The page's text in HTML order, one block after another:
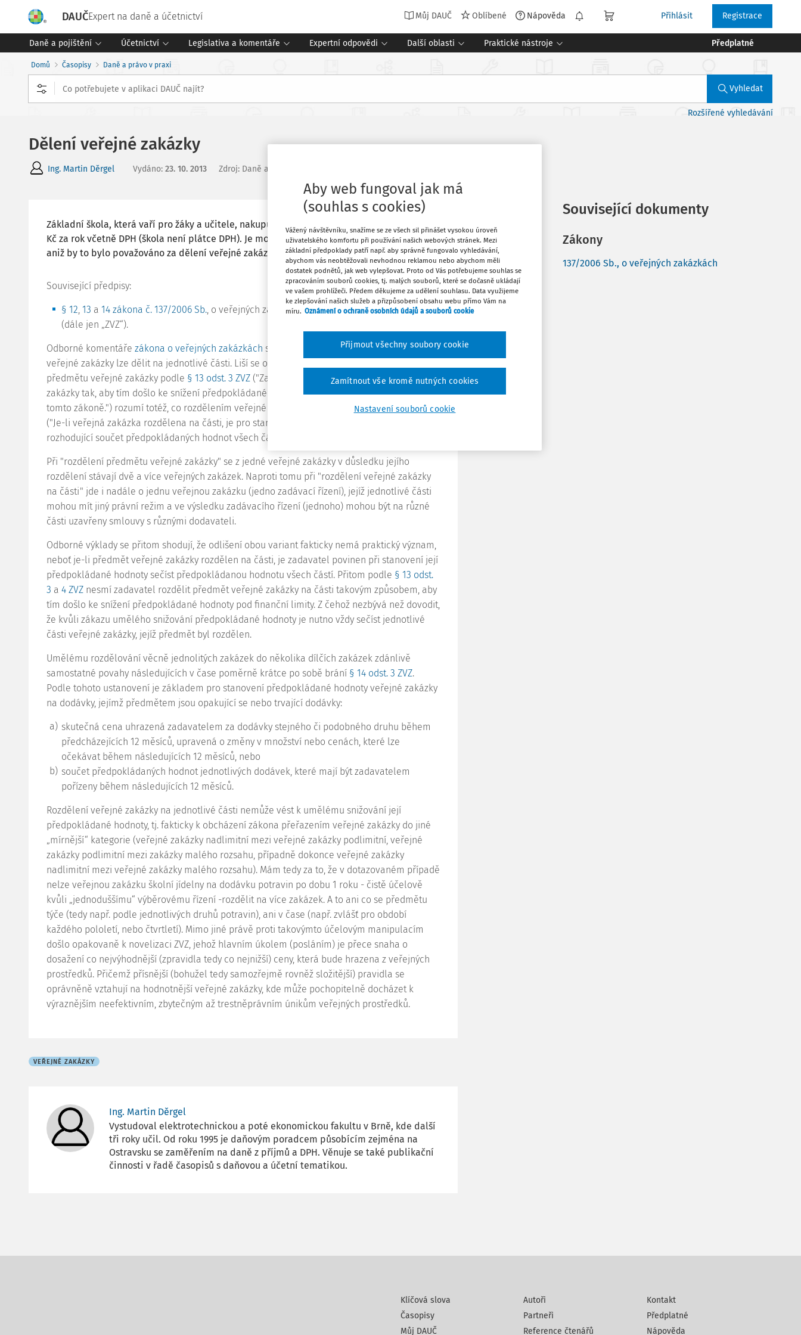
DAUČExpert na daně a účetnictví Můj DAUČ Oblíbené Nápověda Přihlásit Registrace
Daně a pojištění Účetnictví Legislativa a komentáře Expertní odpovědi Další oblasti Praktické nástroje Předplatné
Domů Časopisy Daně a právo v praxi
Vyhledat
Rozšířené vyhledávání
Dělení veřejné zakázky
Ing. Martin Děrgel Vydáno: 23. 10. 2013 Zdroj: Daně a právo v praxi
Základní škola, která vaří pro žáky a učitele, nakupuje potraviny celkem za cca 2 000 000
Kč za rok včetně DPH (škola není plátce DPH). Je možné potraviny rozdělit do kategorií,
aniž by to bylo považováno za dělení veřejné zakázky? Jsou takové kategorie stanoveny?
Související předpisy:
§ 12, 13 a 14 zákona č. 137/2006 Sb., o veřejných zakázkách, ve znění pozdějších předpisů
(dále jen „ZVZ“).
Odborné komentáře zákona o veřejných zakázkách se vesměs shodují v tom, že předmět
veřejné zakázky lze dělit na jednotlivé části. Liší se ovšem v otázce, zda se rozdělením
předmětu veřejné zakázky podle § 13 odst. 3 ZVZ ("Zadavatel nesmí rozdělit předmět veřejné
zakázky tak, aby tím došlo ke snížení předpokládané hodnoty pod finanční limity stanovené v
tomto zákoně.") rozumí totéž, co rozdělením veřejné zakázky na části podle§ 13 odst. 4 ZVZ
("Je-li veřejná zakázka rozdělena na části, je pro stanovení předpokládané hodnoty
rozhodující součet předpokládaných hodnot všech částí veřejné zakázky.").
Při "rozdělení předmětu veřejné zakázky" se z jedné veřejné zakázky v důsledku jejího
rozdělení stávají dvě a více veřejných zakázek. Naproti tomu při "rozdělení veřejné zakázky
na části" jde i nadále o jednu veřejnou zakázku (jedno zadávací řízení), jejíž jednotlivé části
mohou mít jiný právní režim a ve výsledku zadávacího řízení (jednoho) mohou být na různé
části uzavřeny smlouvy s různými dodavateli.
Odborné výklady se přitom shodují, že odlišení obou variant fakticky nemá praktický význam,
neboť je-li předmět veřejné zakázky rozdělen na části, je zadavatel povinen při stanovení její
předpokládané hodnoty sečíst předpokládanou hodnotu všech částí. Přitom podle § 13 odst.
3 a 4 ZVZ nesmí zadavatel rozdělit předmět veřejné zakázky na části takovým způsobem, aby
tím došlo ke snížení předpokládané hodnoty pod finanční limity. Z čehož nezbývá než dovodit,
že kvůli zákazu umělého snižování předpokládané hodnoty je nutno vždy sečíst jednotlivé
části veřejné zakázky, jejíž předmět byl rozdělen.
Umělému rozdělování věcně jednolitých zakázek do několika dílčích zakázek zdánlivě
samostatné povahy následujících v čase poměrně krátce po sobě brání § 14 odst. 3 ZVZ.
Podle tohoto ustanovení je základem pro stanovení předpokládané hodnoty veřejné zakázky
na dodávky, jejímž předmětem jsou opakující se nebo trvající dodávky:
a) skutečná cena uhrazená zadavatelem za dodávky stejného či podobného druhu během
předcházejících 12 měsíců, upravená o změny v množství nebo cenách, které lze
očekávat během následujících 12 měsíců, nebo
b) součet předpokládaných hodnot jednotlivých dodávek, které mají být zadavatelem
pořízeny během následujících 12 měsíců.
Rozdělení veřejné zakázky na jednotlivé části nemůže vést k umělému snižování její
předpokládané hodnoty, tj. fakticky k obcházení zákona přeřazením veřejné zakázky do jiné
„mírnější“ kategorie (veřejné zakázky nadlimitní mezi veřejné zakázky podlimitní, veřejné
zakázky podlimitní mezi zakázky malého rozsahu, případně dokonce veřejné zakázky
nadlimitní mezi veřejné zakázky malého rozsahu). Mám tedy za to, že v dotazovaném případě
nelze veřejnou zakázku školní jídelny na dodávku potravin po dobu 1 roku - čistě účelově
kvůli „jednoduššímu“ výběrovému řízení -rozdělit na více zakázek. A to ani co se předmětu
týče (tedy např. podle jednotlivých druhů potravin), ani v čase (např. zvlášť pro období
každého pololetí, nebo čtvrtletí). Mimo jiné právě proti takovýmto účelovým manipulacím
došlo opakovaně k novelizaci ZVZ, jehož hlavním úkolem (posláním) je přece snaha o
dosažení co nejvýhodnější (zpravidla tedy co nejnižší) ceny, která bude hrazena z veřejných
prostředků. Přičemž přísnější (bohužel tedy samozřejmě rovněž složitější) pravidla se
oprávněně vztahují na hodnotnější veřejné zakázky, kde může pochopitelně docházet k
výraznějším neefektivním, zbytečným až trestněprávním únikům veřejných prostředků.
VEŘEJNÉ ZAKÁZKY
Ing. Martin Děrgel
Vystudoval elektrotechnickou a poté ekonomickou fakultu v Brně, kde další
tři roky učil. Od roku 1995 je daňovým poradcem působícím zejména na
Ostravsku se zaměřením na daně z příjmů a DPH. Věnuje se také publikační
činnosti v řadě časopisů s daňovou a účetní tematikou.
Stáhnout
Tisknout
Sdílet
Poznámka
Související dokumenty
Zákony
137/2006 Sb., o veřejných zakázkách
Klíčová slova
Časopisy
Můj DAUČ
Autoři
Partneři
Reference čtenářů
Kontakt
Předplatné
Nápověda
Aby web fungoval jak má
(souhlas s cookies)
Vážený návštěvníku, snažíme se ze všech sil přinášet vysokou úroveň
uživatelského komfortu při používání našich webových stránek. Mezi
základní předpoklady patří např. aby správně fungovalo vyhledávání,
abychom vás neobtěžovali nevhodnou reklamou nebo abychom měli
dostatek podnětů, jak web vylepšovat. Proto od Vás potřebujeme souhlas se
zpracováním souborů cookies, tj. malých souborů, které se dočasně ukládají
ve vašem prohlížeči. Předem děkujeme za udělení souhlasu. Data využijeme
ke zlepšování našich služeb a přizpůsobení obsahu webu přímo Vám na
míru. Oznámení o ochraně osobních údajů a souborů cookie
Nastavení souborů cookie
Zamítnout vše kromě nutných cookies
Přijmout všechny soubory cookie